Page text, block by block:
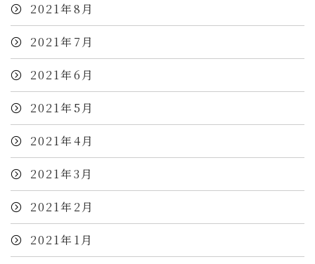
2021年8月
2021年7月
2021年6月
2021年5月
2021年4月
2021年3月
2021年2月
2021年1月